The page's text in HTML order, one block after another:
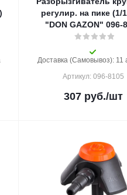
регулир. на пике (1/
"DON GAZON" 096-
Доставка (Самовывоз): 11
Артикул: 096-8105
307 руб./шт